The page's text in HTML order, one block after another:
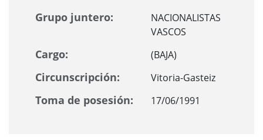
Grupo juntero:
NACIONALISTAS
VASCOS
Cargo: (BAJA)
Circunscripción: Vitoria-Gasteiz
Toma de posesión: 17/06/1991